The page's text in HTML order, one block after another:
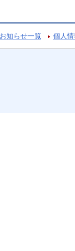
お知らせ一覧 個人